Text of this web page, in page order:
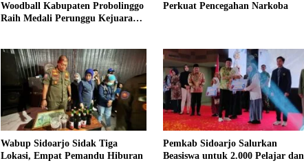
Woodball Kabupaten Probolinggo
Raih Medali Perunggu Kejuaraan
Perkuat Pencegahan Narkoba
Wabup Sidoarjo Sidak Tiga
Lokasi, Empat Pemandu Hiburan
Pemkab Sidoarjo Salurkan
Beasiswa untuk 2.000 Pelajar dan